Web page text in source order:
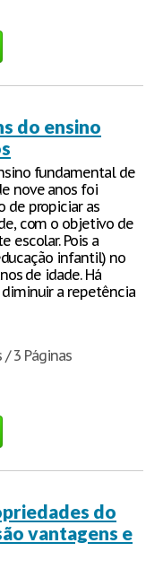
do ensino
fundamental de
nove anos foi
de propiciar as
com o objetivo de
escolar. Pois a
infantil) no
de idade. Há
a repetência
3 Páginas
do
vantagens e